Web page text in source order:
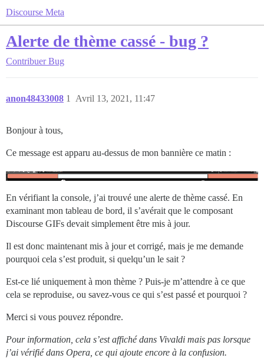
Discourse Meta
Alerte de thème cassé - bug ?
Contribuer Bug
anon48433008 Avril 13, 2021, 11:47
1
Bonjour à tous,
Ce message est apparu au-dessus de mon bannière ce matin :
En vérifiant la console, j’ai trouvé une alerte de thème cassé. En
examinant mon tableau de bord, il s’avérait que le composant
Discourse GIFs devait simplement être mis à jour.
Il est donc maintenant mis à jour et corrigé, mais je me demande
pourquoi cela s’est produit, si quelqu’un le sait ?
Est-ce lié uniquement à mon thème ? Puis-je m’attendre à ce que
cela se reproduise, ou savez-vous ce qui s’est passé et pourquoi ?
Merci si vous pouvez répondre.
Pour information, cela s’est affiché dans Vivaldi mais pas lorsque
j’ai vérifié dans Opera, ce qui ajoute encore à la confusion.